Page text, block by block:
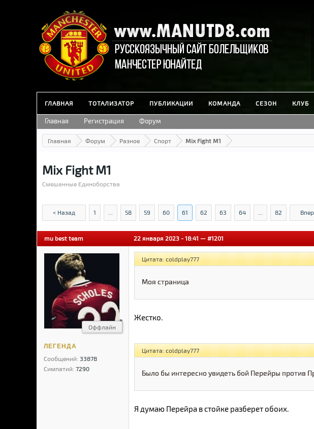
ГЛАВНАЯ ТОТАЛИЗАТОР ПУБЛИКАЦИИ КОМАНДА СЕЗОН КЛУБ
Главная Регистрация Форум
Главная Форум Разное Спорт Mix Fight M1
Mix Fight M1
Смешанные Единоборства
< Назад 1 58 59 60 61 62 63 64 82
mu best team 22 января 2023 - 18:41 — #1201
Оффлайн
ЛЕГЕНДА
Сообщений: 33878
Симпатий: 7290
Цитата: coldplay777
Моя страница
Жестко.
Цитата: coldplay777
Было бы интересно увидеть бой Перейры против
Я думаю Перейра в стойке разберет обоих.